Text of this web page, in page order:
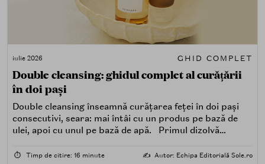
iulie 2026 GHID COMPLET
Double cleansing: ghidul complet al curățării
în doi pași
Double cleansing înseamnă curățarea feței în doi pași
consecutivi, seara: mai întâi cu un produs pe bază de
ulei, apoi cu unul pe bază de apă. Primul dizolvă
poluare. Al doilea îndepărtează impuritățile solubile în
⏱️ Timp de citire: 16 minute ✍️ Autor: Echipa Editorială Sole.ro